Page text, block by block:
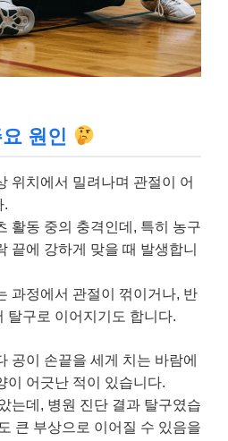
원인
위치에서 밀려나며 관절이 어
.
활동 중의 충격인데, 특히 농구
끝에 강하게 맞을 때 발생합니
과정에서 관절이 꺾이거나, 반
탈구로 이어지기도 합니다.
공이 손끝을 세게 치는 바람에
이 어긋난 적이 있습니다.
는데, 병원 진단 결과 탈구였습
큰 부상으로 이어질 수 있음을